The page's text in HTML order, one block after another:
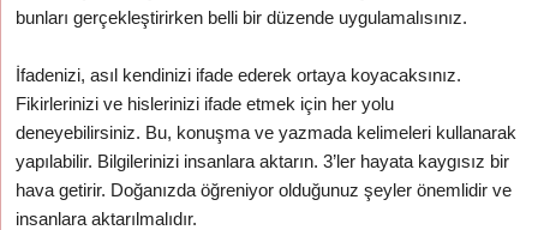
bunları gerçekleştirirken belli bir düzende uygulamalısınız.
İfadenizi, asıl kendinizi ifade ederek ortaya koyacaksınız.
Fikirlerinizi ve hislerinizi ifade etmek için her yolu
deneyebilirsiniz. Bu, konuşma ve yazmada kelimeleri kullanarak
yapılabilir. Bilgilerinizi insanlara aktarın. 3’ler hayata kaygısız bir
hava getirir. Doğanızda öğreniyor olduğunuz şeyler önemlidir ve
insanlara aktarılmalıdır.